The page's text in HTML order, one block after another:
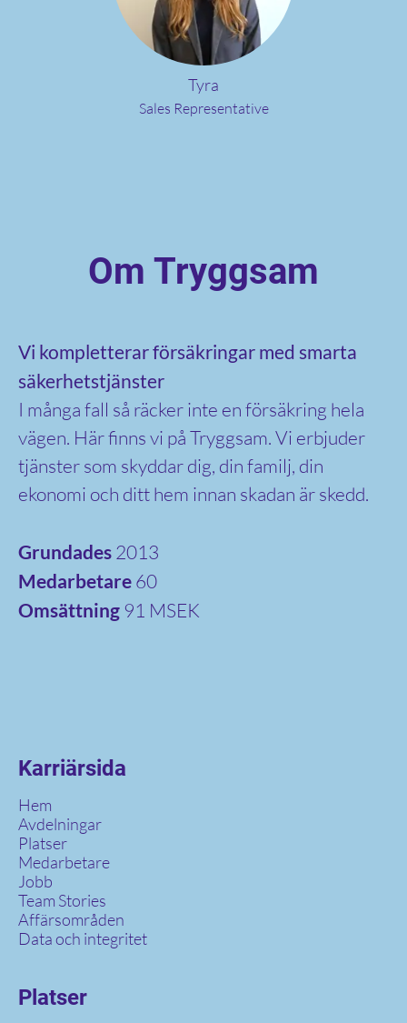
Tyra
Sales Representative
Om Tryggsam
Vi kompletterar försäkringar med smarta
säkerhetstjänster
I många fall så räcker inte en försäkring hela
vägen. Här finns vi på Tryggsam. Vi erbjuder
tjänster som skyddar dig, din familj, din
ekonomi och ditt hem innan skadan är skedd.
Grundades 2013
Medarbetare 60
Omsättning 91 MSEK
Karriärsida
Hem
Avdelningar
Platser
Medarbetare
Jobb
Team Stories
Affärsområden
Data och integritet
Platser